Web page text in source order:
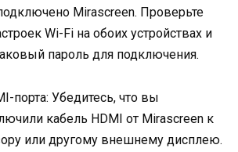
Mirascreen. Проверьте
Wi-Fi на обоих устройствах и
пароль для подключения.
порта: Убедитесь, что вы
кабель HDMI от Mirascreen к
или другому внешнему дисплею.